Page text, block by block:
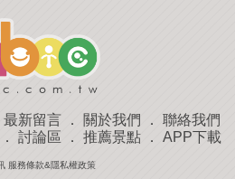
最新留言 ． 關於我們 ． 聯絡我們
討論區 ． 推薦景點． APP下載
服務條款&隱私權政策